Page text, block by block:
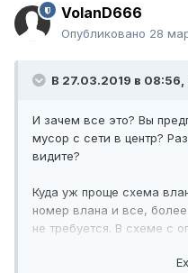
VolanD666
Опубликовано 28
В 27.03.2019 в 08:56,
И зачем все это? Вы
мусор с сети в центр?
видите?
Куда уж проще схема
номер влана и все,
не требуется. В схеме с
объединили 2